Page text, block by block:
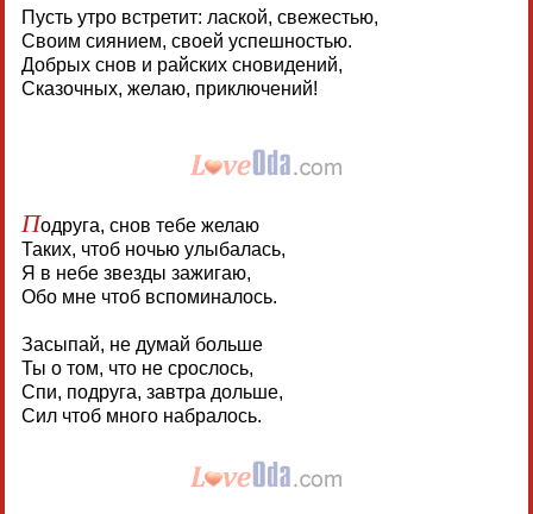
Пусть утро встретит: лаской, свежестью,
Своим сиянием, своей успешностью.
Добрых снов и райских сновидений,
Сказочных, желаю, приключений!
Подруга, снов тебе желаю
Таких, чтоб ночью улыбалась,
Я в небе звезды зажигаю,
Обо мне чтоб вспоминалось.
Засыпай, не думай больше
Ты о том, что не срослось,
Спи, подруга, завтра дольше,
Сил чтоб много набралось.